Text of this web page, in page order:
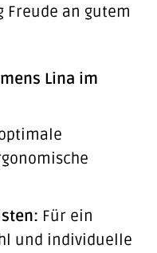
an gutem
Lina im
Für ein
und individuelle